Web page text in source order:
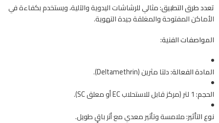
تعدد طرق التطبيق:مثالي للرشاشات اليدوية والآلية، ويستخدم بكفاءة في
الأماكن المفتوحة والمغلقة جيدة التهوية.
المواصفات الفنية:
المادة الفعالة:دلتا مثرين (Deltamethrin).
الحجم:
نوع التأثير:ملامسة وتأثير معدي مع أثر باقٍ طويل.